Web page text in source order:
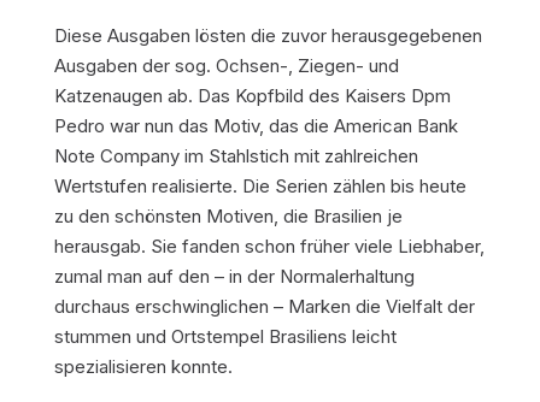
Diese Ausgaben lösten die zuvor herausgegebenen
Ausgaben der sog. Ochsen-, Ziegen- und
Katzenaugen ab. Das Kopfbild des Kaisers Dpm
Pedro war nun das Motiv, das die American Bank
Note Company im Stahlstich mit zahlreichen
Wertstufen realisierte. Die Serien zählen bis heute
zu den schönsten Motiven, die Brasilien je
herausgab. Sie fanden schon früher viele Liebhaber,
zumal man auf den – in der Normalerhaltung
durchaus erschwinglichen – Marken die Vielfalt der
stummen und Ortstempel Brasiliens leicht
spezialisieren konnte.